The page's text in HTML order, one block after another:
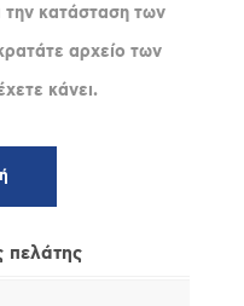
την κατάσταση των
αρχείο των
κάνει.
πελάτης